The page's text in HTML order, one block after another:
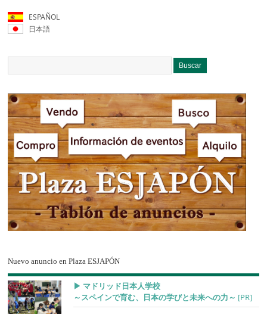
ESPAÑOL
日本語
Nuevo anuncio en Plaza ESJAPÓN
▶︎ マドリッド日本人学校
～スペインで育む、日本の学びと未来への力～ [PR]